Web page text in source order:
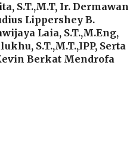
S.T.,M.T, Ir. Dermawan
Lippershey B.
Laia, S.T.,M.Eng,
S.T.,M.T.,IPP, Serta
Berkat Mendrofa